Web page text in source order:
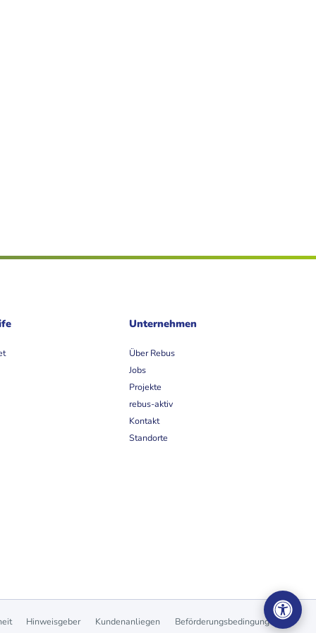
Unternehmen
Über Rebus
Jobs
Projekte
rebus-aktiv
Kontakt
Standorte
Hinweisgeber Kundenanliegen Beförderungsbedingungen